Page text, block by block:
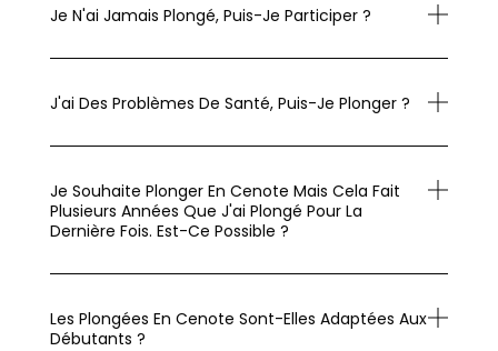
Je N'ai Jamais Plongé, Puis-Je Participer ?
J'ai Des Problèmes De Santé, Puis-Je Plonger ?
Je Souhaite Plonger En Cenote Mais Cela Fait
Plusieurs Années Que J'ai Plongé Pour La
Dernière Fois. Est-Ce Possible ?
Les Plongées En Cenote Sont-Elles Adaptées Aux
Débutants ?